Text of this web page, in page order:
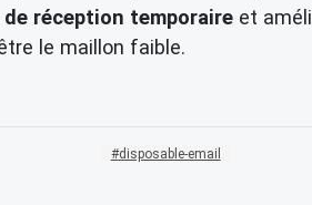
réception temporaire et
le maillon faible.
disposable-email